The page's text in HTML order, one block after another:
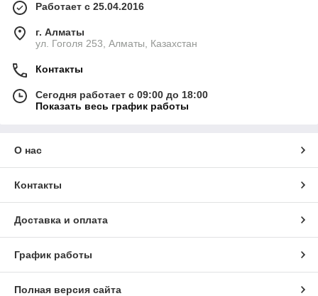
Работает с 25.04.2016
г. Алматы
ул. Гоголя 253, Алматы, Казахстан
Контакты
Сегодня работает с 09:00 до 18:00
Показать весь график работы
О нас
Контакты
Доставка и оплата
График работы
Полная версия сайта